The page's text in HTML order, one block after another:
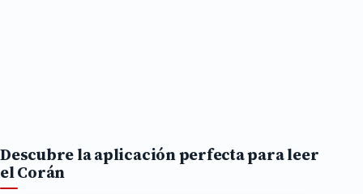
Descubre la aplicación perfecta para leer
el Corán